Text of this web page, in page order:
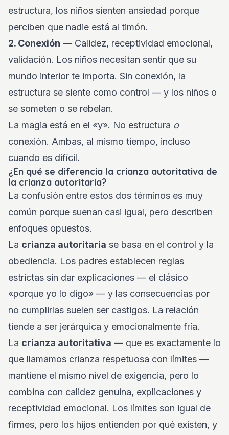
estructura, los niños sienten ansiedad porque
perciben que nadie está al timón.
2. Conexión — Calidez, receptividad emocional,
validación. Los niños necesitan sentir que su
mundo interior te importa. Sin conexión, la
estructura se siente como control — y los niños o
se someten o se rebelan.
La magia está en el «y». No estructura o
conexión. Ambas, al mismo tiempo, incluso
cuando es difícil.
¿En qué se diferencia la crianza autoritativa de
la crianza autoritaria?
La confusión entre estos dos términos es muy
común porque suenan casi igual, pero describen
enfoques opuestos.
La crianza autoritaria se basa en el control y la
obediencia. Los padres establecen reglas
estrictas sin dar explicaciones — el clásico
«porque yo lo digo» — y las consecuencias por
no cumplirlas suelen ser castigos. La relación
tiende a ser jerárquica y emocionalmente fría.
La crianza autoritativa — que es exactamente lo
que llamamos crianza respetuosa con límites —
mantiene el mismo nivel de exigencia, pero lo
combina con calidez genuina, explicaciones y
receptividad emocional. Los límites son igual de
firmes, pero los hijos entienden por qué existen, y